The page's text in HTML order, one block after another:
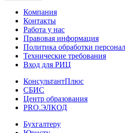
Компания
Контакты
Работа у нас
Правовая информация
Политика обработки
Технические требования
Вход для РИЦ
КонсультантПлюс
СБИС
Центр образования
PRO.ЭЛКОД
Бухгалтеру